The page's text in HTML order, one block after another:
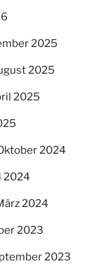
2025
2025
2025
2024
2024
2024
2023
2023